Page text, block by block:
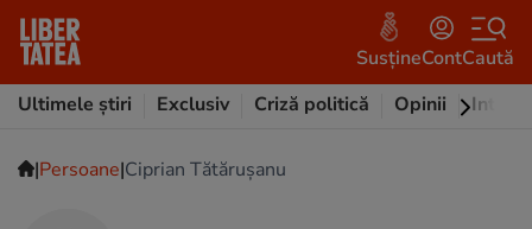
SusțineContCaută
Ultimele știri
Exclusiv Criză politică Opinii
|Persoane|Ciprian Tătăruşanu